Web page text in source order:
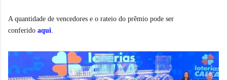
A quantidade de vencedores e o rateio do prêmio pode ser
conferido aqui